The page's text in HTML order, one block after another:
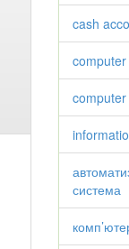
cash
система